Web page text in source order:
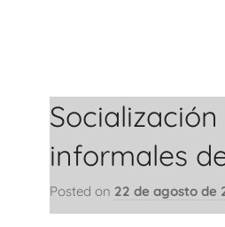
informales
Posted on 22 de agosto de